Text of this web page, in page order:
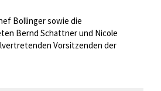
Bollinger sowie die
Bernd Schattner und Nicole
Vorsitzenden der